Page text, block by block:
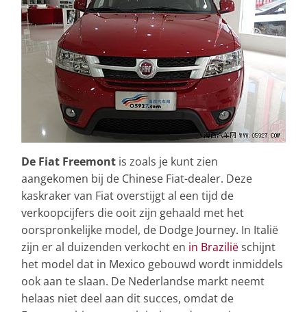
De Fiat Freemont is zoals je kunt zien
aangekomen bij de Chinese Fiat-dealer. Deze
kaskraker van Fiat overstijgt al een tijd de
verkoopcijfers die ooit zijn gehaald met het
oorspronkelijke model, de Dodge Journey. In Italië
zijn er al duizenden verkocht en in Braziliëschijnt
het model dat in Mexico gebouwd wordt inmiddels
ook aan te slaan. De Nederlandse markt neemt
helaas niet deel aan dit succes, omdat de